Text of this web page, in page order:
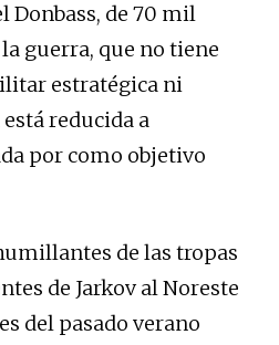
Donbass, de 70 mil
guerra, que no tiene
estratégica ni
reducida a
por como objetivo
de las tropas
de Jarkov al Noreste
del pasado verano